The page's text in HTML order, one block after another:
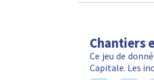
Chantiers
Ce jeu de
Capitale. Les